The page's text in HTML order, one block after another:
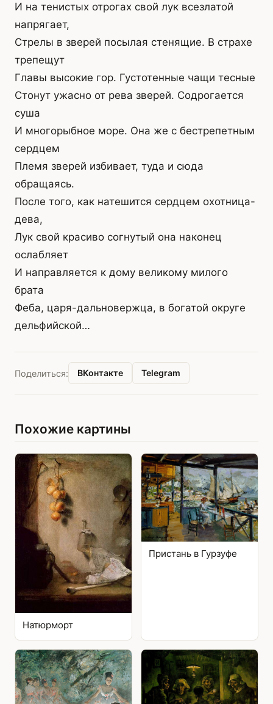
И на тенистых отрогах свой лук всезлатой
напрягает,
Стрелы в зверей посылая стенящие. В страхе
трепещут
Главы высокие гор. Густотенные чащи тесные
Стонут ужасно от рева зверей. Содрогается
суша
И многорыбное море. Она же с бестрепетным
сердцем
Племя зверей избивает, туда и сюда
обращаясь.
После того, как натешится сердцем охотница-
дева,
Лук свой красиво согнутый она наконец
ослабляет
И направляется к дому великому милого
брата
Феба, царя-дальновержца, в богатой округе
дельфийской…
Поделиться: ВКонтакте Telegram
Похожие картины
Натюрморт
Пристань в Гурзуфе